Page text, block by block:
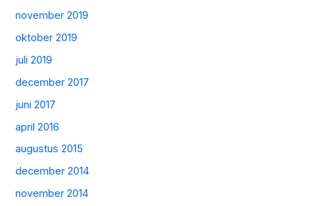
november 2019
oktober 2019
juli 2019
december 2017
juni 2017
april 2016
augustus 2015
december 2014
november 2014